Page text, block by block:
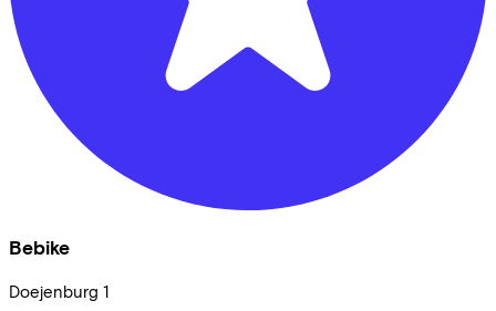
Bebike
Doejenburg 1